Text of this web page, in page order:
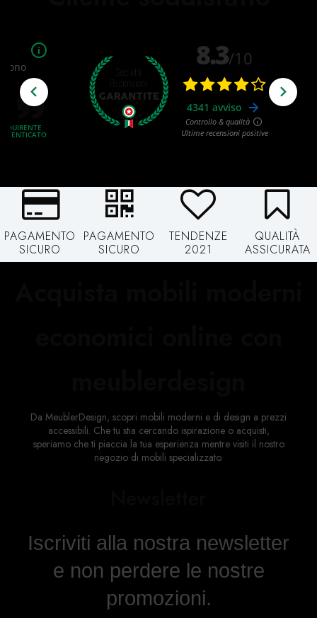
PAGAMENTO
SICURO
PAGAMENTO
SICURO
TENDENZE
2021
QUALITÀ
ASSICURATA
Da MeublerDesign, scopri mobili moderni e di design a prezzi
accessibili. Che tu stia cercando ispirazione o acquisti,
speriamo che ti piaccia la tua esperienza mentre visiti il ​​nostro
negozio di mobili specializzato.
Iscriviti alla nostra newsletter
e non perdere le nostre
promozioni.